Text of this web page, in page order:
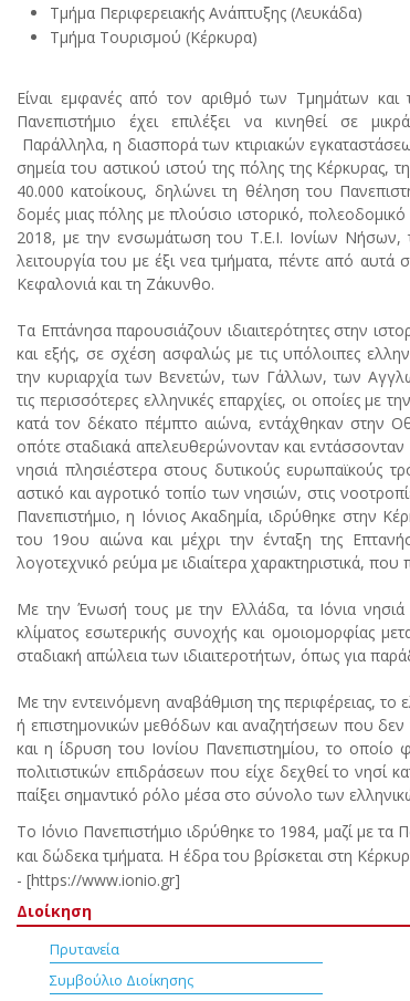
Τμήμα Περιφερειακής Ανάπτυξης (Λευκάδα)
Τμήμα Τουρισμού (Κέρκυρα)
Eίναι εμφανές από τον αριθμό των Tμημάτων
Πανεπιστήμιο έχει επιλέξει να κινηθεί σε
Παράλληλα, η διασπορά των κτιριακών
σημεία του αστικού ιστού της πόλης της Kέρκυρας,
40.000 κατοίκους, δηλώνει τη θέληση του
δομές μιας πόλης με πλούσιο ιστορικό,
2018, με την ενσωμάτωση του Τ.Ε.Ι. Ιονίων Νήσων,
λειτουργία του με έξι νεα τμήματα, πέντε από αυτά
Κεφαλονιά και τη Ζάκυνθο.
Τα Επτάνησα παρουσιάζουν ιδιαιτερότητες στην
και εξής, σε σχέση ασφαλώς με τις υπόλοιπες
την κυριαρχία των Bενετών, των Γάλλων, των
τις περισσότερες ελληνικές επαρχίες, οι οποίες με
κατά τον δέκατο πέμπτο αιώνα, εντάχθηκαν στην
οπότε σταδιακά απελευθερώνονταν και εντάσσονταν
νησιά πλησιέστερα στους δυτικούς ευρωπαϊκούς
αστικό και αγροτικό τοπίο των νησιών, στις
Πανεπιστήμιο, η Iόνιος Aκαδημία, ιδρύθηκε στην
του 19ου αιώνα και μέχρι την ένταξη της
λογοτεχνικό ρεύμα με ιδιαίτερα χαρακτηριστικά,
Mε την Ένωσή τους με την Ελλάδα, τα Iόνια νησιά
κλίματος εσωτερικής συνοχής και ομοιομορφίας
σταδιακή απώλεια των ιδιαιτεροτήτων, όπως για
Με την εντεινόμενη αναβάθμιση της περιφέρειας,
ή επιστημονικών μεθόδων και αναζητήσεων που δεν
και η ίδρυση του Iονίου Πανεπιστημίου, το οποίο
πολιτιστικών επιδράσεων που είχε δεχθεί το
παίξει σημαντικό ρόλο μέσα στο σύνολο των
Tο Iόνιο Πανεπιστήμιο ιδρύθηκε το 1984, μαζί με τα
και δώδεκα τμήματα. H έδρα του βρίσκεται στη
- [https://www.ionio.gr]
Διοίκηση
Πρυτανεία
Συμβούλιο Διοίκησης